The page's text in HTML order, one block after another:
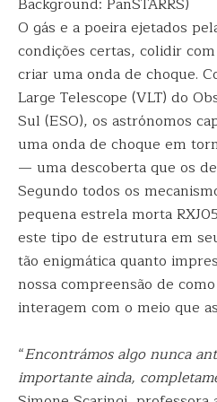
O gás e a poeira ejetados
condições certas, colidir
criar uma onda de choque.
Large Telescope (VLT) do
Sul (ESO), os astrónomos
uma onda de choque em
— uma descoberta que os
Segundo todos os
pequena estrela morta
este tipo de estrutura em
tão enigmática quanto
nossa compreensão de
interagem com o meio que
“Encontrámos algo nunca
importante ainda,